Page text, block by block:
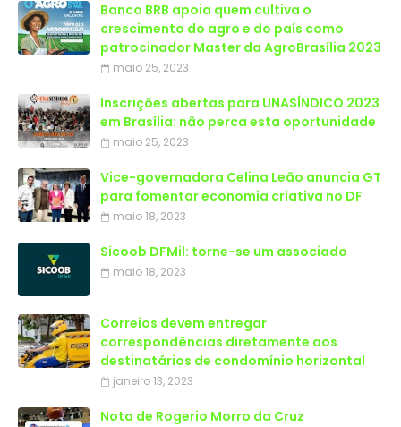
Banco BRB apoia quem cultiva o
crescimento do agro e do país como
patrocinador Master da AgroBrasília 2023
maio 25, 2023
Inscrições abertas para UNASÍNDICO 2023
em Brasília: não perca esta oportunidade
maio 25, 2023
Vice-governadora Celina Leão anuncia GT
para fomentar economia criativa no DF
maio 18, 2023
Sicoob DFMil: torne-se um associado
maio 18, 2023
Correios devem entregar
correspondências diretamente aos
destinatários de condomínio horizontal
janeiro 13, 2023
Nota de Rogerio Morro da Cruz